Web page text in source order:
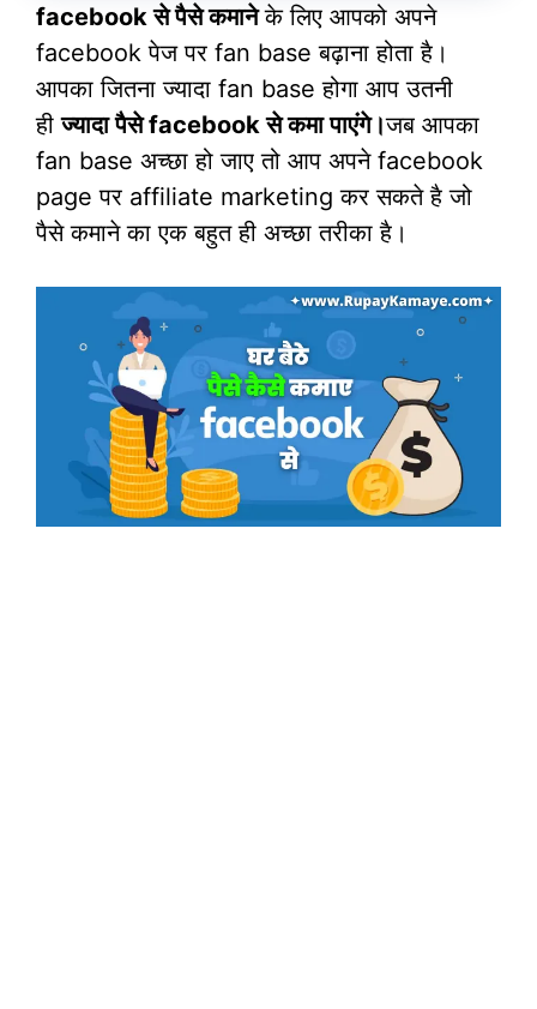
facebook से पैसे कमानेके लिए आपको अपने
facebook पेज पर fan base बढ़ाना होता है।
आपका जितना ज्यादा fan base होगा आप उतनी
हीज्यादा पैसे facebook से कमा पाएंगे।जब आपका
fan base अच्छा हो जाए तो आप अपने facebook
page पर affiliate marketing कर सकते है जो
पैसे कमाने का एक बहुत ही अच्छा तरीका है।